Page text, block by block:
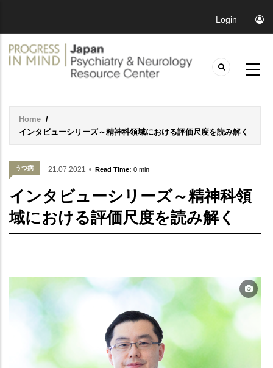
Login
Breadcrumb
Home /
インタビューシリーズ～精神科領域における評価尺度を読み解く
うつ病 21.07.2021 Read Time: 0 min
インタビューシリーズ～精神科領
域における評価尺度を読み解く